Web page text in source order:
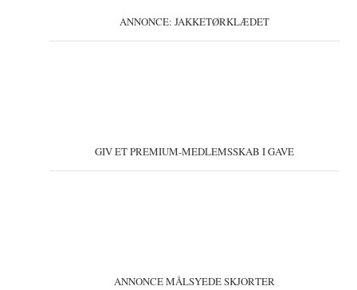
ANNONCE: JAKKETØRKLÆDET
GIV ET PREMIUM-MEDLEMSSKAB I GAVE
ANNONCE MÅLSYEDE SKJORTER